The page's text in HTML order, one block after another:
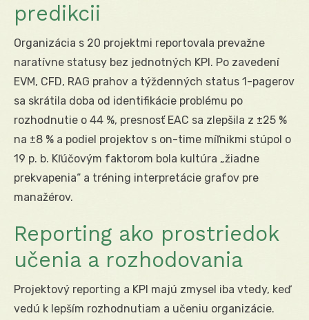
predikcii
Organizácia s 20 projektmi reportovala prevažne
naratívne statusy bez jednotných KPI. Po zavedení
EVM, CFD, RAG prahov a týždenných status 1-pagerov
sa skrátila doba od identifikácie problému po
rozhodnutie o 44 %, presnosť EAC sa zlepšila z ±25 %
na ±8 % a podiel projektov s on-time míľnikmi stúpol o
19 p. b. Kľúčovým faktorom bola kultúra „žiadne
prekvapenia“ a tréning interpretácie grafov pre
manažérov.
Reporting ako prostriedok
učenia a rozhodovania
Projektový reporting a KPI majú zmysel iba vtedy, keď
vedú k lepším rozhodnutiam a učeniu organizácie.